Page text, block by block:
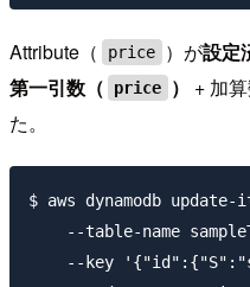
Attribute（ price ）が設定
第一引数（
price ） + 加
た。
$ aws dynamodb update-
--table-name
--key